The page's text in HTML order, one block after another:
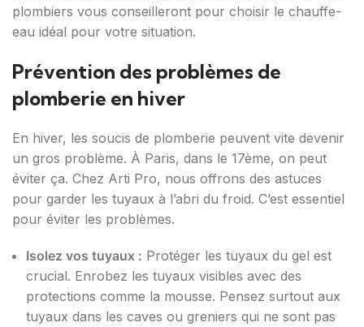
plombiers vous conseilleront pour choisir le chauffe-
eau idéal pour votre situation.
Prévention des problèmes de
plomberie en hiver
En hiver, les soucis de plomberie peuvent vite devenir
un gros problème. À Paris, dans le 17ème, on peut
éviter ça. Chez Arti Pro, nous offrons des astuces
pour garder les tuyaux à l’abri du froid. C’est essentiel
pour éviter les problèmes.
Isolez vos tuyaux : Protéger les tuyaux du gel est
crucial. Enrobez les tuyaux visibles avec des
protections comme la mousse. Pensez surtout aux
tuyaux dans les caves ou greniers qui ne sont pas